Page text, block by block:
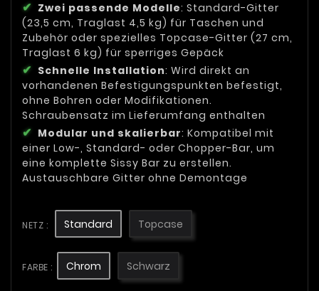
Zwei passende Modelle: Standard-Gitter
(23,5 cm, Traglast 4,5 kg) für Taschen und
Zubehör oder spezielles Topcase-Gitter (27 cm,
Traglast 6 kg) für sperriges Gepäck
Schnelle Installation: Wird direkt an
vorhandenen Befestigungspunkten befestigt,
ohne Bohren oder Modifikationen.
Schraubensatz im Lieferumfang enthalten
Modular und skalierbar: Kompatibel mit
einer Low-, Standard- oder Chopper-Bar, um
eine komplette Sissy Bar zu erstellen.
Austauschbare Gitter ohne Demontage
NETZ : Standard Topcase
FARBE : Chrom Schwarz